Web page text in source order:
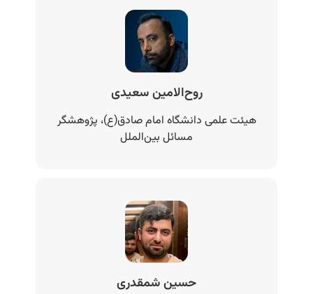
حسین شمقدری
روح‌الامین سعیدی
هیئت علمی دانشگاه امام صادق(ع)، پژوهشگر
مسائل بین‌الملل